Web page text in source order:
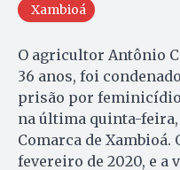
Xambioá
O agricultor Antônio
36 anos, foi
prisão por
na última quinta-feira,
Comarca de Xambioá.
fevereiro de 2020, e a